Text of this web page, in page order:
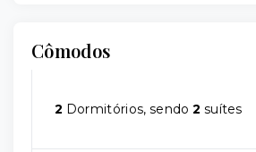
Cômodos
2 Dormitórios, sendo2 suítes